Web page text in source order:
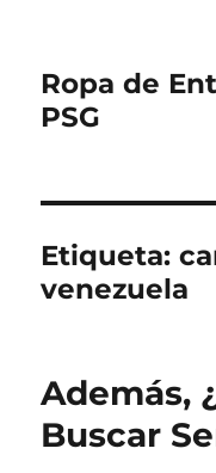
Ropa de
PSG
Etiqueta:
venezuela
Además,
Buscar